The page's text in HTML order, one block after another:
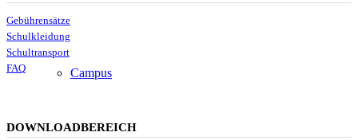
Campus
Gebührensätze
Schulkleidung
Schultransport
FAQ
DOWNLOADBEREICH